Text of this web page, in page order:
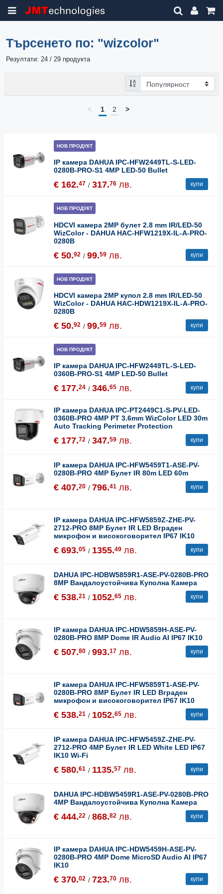
Търсенето по: "wizcolor"
Резултати: 24 / 29 продукта
< 1 2 >
НОВ ПРОДУКТ
IP камера DAHUA IPC-HFW2449TL-S-LED-
0280B-PRO-S1 4MP LED-50 Bullet
€ 162.47 / 317.76 лв. купи
НОВ ПРОДУКТ
HDCVI камера 2MP булет 2.8 mm IR/LED-50
WizColor - DAHUA HAC-HFW1219X-IL-A-PRO-
0280B
€ 50.92 / 99.59 лв. купи
НОВ ПРОДУКТ
HDCVI камера 2MP купол 2.8 mm IR/LED-50
WizColor - DAHUA HAC-HDW1219X-IL-A-PRO-
0280B
€ 50.92 / 99.59 лв. купи
НОВ ПРОДУКТ
IP камера DAHUA IPC-HFW2449TL-S-LED-
0360B-PRO-S1 4MP LED-50 Bullet
€ 177.24 / 346.65 лв. купи
IP камера DAHUA IPC-PT2449C1-S-PV-LED-
0360B-PRO 4MP PT 3.6mm WizColor LED 30m
Auto Tracking Perimeter Protection
€ 177.72 / 347.59 лв. купи
IP камера DAHUA IPC-HFW5459T1-ASE-PV-
0280B-PRO 4MP Булет IR 80m LED 60m
€ 407.20 / 796.41 лв. купи
IP камера DAHUA IPC-HFW5859Z-ZHE-PV-
2712-PRO 8MP Булет IR LED Вграден
микрофон и високоговорител IP67 IK10
€ 693.05 / 1355.49 лв. купи
DAHUA IPC-HDBW5859R1-ASE-PV-0280B-PRO
8MP Вандалоустойчива Куполна Камера
€ 538.21 / 1052.65 лв. купи
IP камера DAHUA IPC-HDW5859H-ASE-PV-
0280B-PRO 8MP Dome IR Audio AI IP67 IK10
€ 507.80 / 993.17 лв. купи
IP камера DAHUA IPC-HFW5859T1-ASE-PV-
0280B-PRO 8MP Булет IR LED Вграден
микрофон и високоговорител IP67 IK10
€ 538.21 / 1052.65 лв. купи
IP камера DAHUA IPC-HFW5459Z-ZHE-PV-
2712-PRO 4MP Булет IR LED White LED IP67
IK10 Wi-Fi
€ 580.61 / 1135.57 лв. купи
DAHUA IPC-HDBW5459R1-ASE-PV-0280B-PRO
4MP Вандалоустойчива Куполна Камера
€ 444.22 / 868.82 лв. купи
IP камера DAHUA IPC-HDW5459H-ASE-PV-
0280B-PRO 4MP Dome MicroSD Audio AI IP67
IK10
€ 370.02 / 723.70 лв. купи